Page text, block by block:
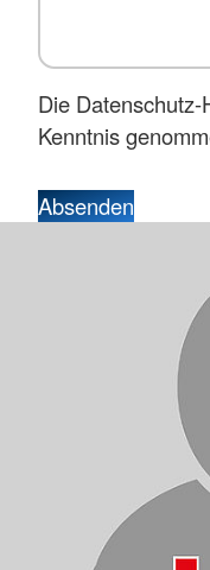
Die
Kenntnis
Absenden